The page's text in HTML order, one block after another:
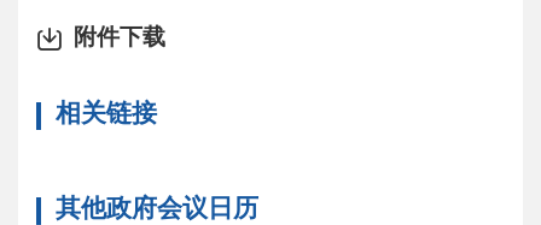
附件下载
相关链接
其他政府会议日历